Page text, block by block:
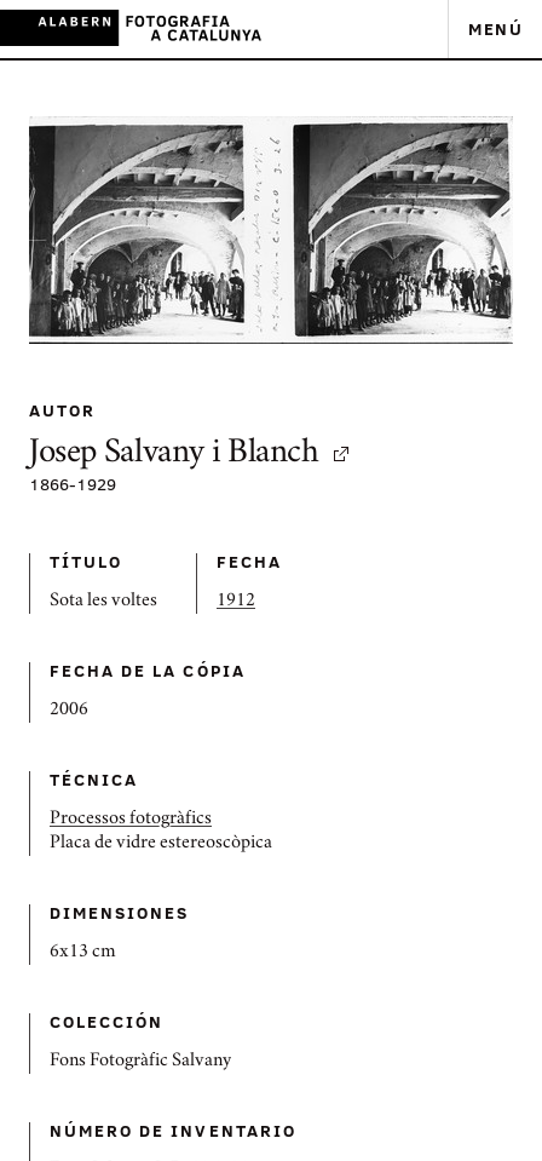
MENÚ
AUTOR
Josep Salvany i Blanch
1866-1929
TÍTULO
Sota les voltes
FECHA
1912
FECHA DE LA CÓPIA
2006
TÉCNICA
Processos fotogràfics
Placa de vidre estereoscòpica
DIMENSIONES
6x13 cm
COLECCIÓN
Fons Fotogràfic Salvany
NÚMERO DE INVENTARIO